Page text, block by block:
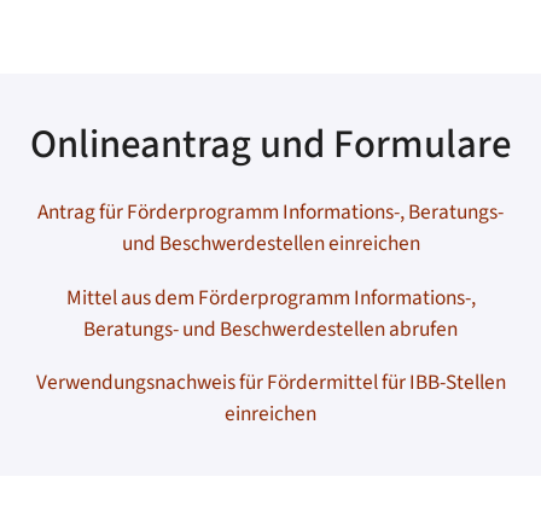
Onlineantrag und Formulare
Antrag für Förderprogramm Informations-, Beratungs-
und Beschwerdestellen einreichen
Mittel aus dem Förderprogramm Informations-,
Beratungs- und Beschwerdestellen abrufen
Verwendungsnachweis für Fördermittel für IBB-Stellen
einreichen